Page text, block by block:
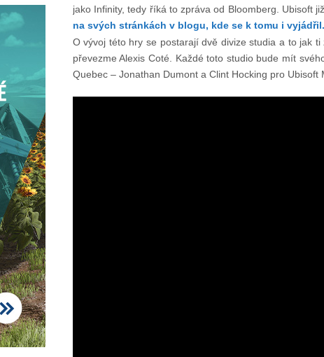
jako Infinity, tedy říká to zpráva od Bloomberg. Ubisoft
na svých stránkách v blogu, kde se k tomu i vyjádřil.
O vývoj této hry se postarají dvě divize studia a to jak
převezme Alexis Coté. Každé toto studio bude mít
Quebec – Jonathan Dumont a Clint Hocking pro Ubisoft